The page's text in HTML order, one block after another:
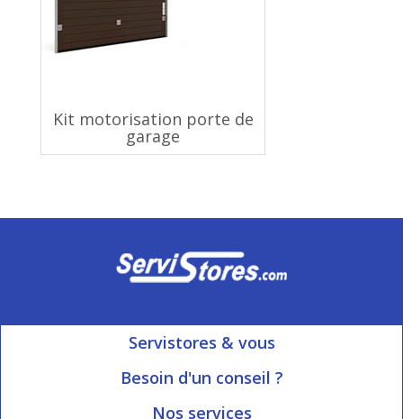
Kit motorisation porte de
garage
Servistores & vous
Mon compte
Besoin d'un conseil ?
Ouvert du Lundi au Vendredi
Nos services